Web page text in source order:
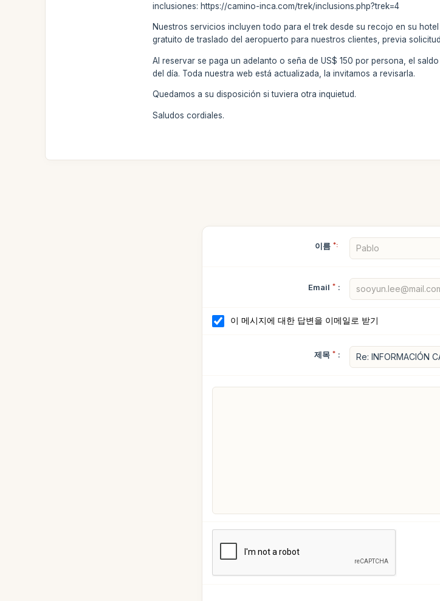
inclusiones: https://camino-inca.com/trek/inclusions.php?trek=4
Nuestros servicios incluyen todo para el trek desde su recojo en su
gratuito de traslado del aeropuerto para nuestros clientes, previa
Al reservar se paga un adelanto o seña de US$ 150 por persona, el
del día. Toda nuestra web está actualizada, la invitamos a revisarla.
Quedamos a su disposición si tuviera otra inquietud.
Saludos cordiales.
이름 *:
Email * :
이 메시지에 대한 답변을 이메일로 받기
제목 * :